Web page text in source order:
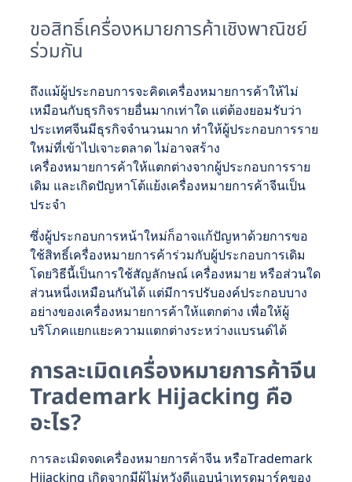
ขอสิทธิ์เครื่องหมายการค้าเชิงพาณิชย์
ร่วมกัน
ถึงแม้ผู้ประกอบการจะคิดเครื่องหมายการค้าให้ไม่
เหมือนกับธุรกิจรายอื่นมากเท่าใด แต่ต้องยอมรับว่า
ประเทศจีนมีธุรกิจจำนวนมาก ทำให้ผู้ประกอบการราย
ใหม่ที่เข้าไปเจาะตลาด ไม่อาจสร้าง
เครื่องหมายการค้าให้แตกต่างจากผู้ประกอบการราย
เดิม และเกิดปัญหาโต้แย้งเครื่องหมายการค้าจีนเป็น
ประจำ
ซึ่งผู้ประกอบการหน้าใหม่ก็อาจแก้ปัญหาด้วยการขอ
ใช้สิทธิ์เครื่องหมายการค้าร่วมกับผู้ประกอบการเดิม
โดยวิธีนี้เป็นการใช้สัญลักษณ์ เครื่องหมาย หรือส่วนใด
ส่วนหนี่งเหมือนกันได้ แต่มีการปรับองค์ประกอบบาง
อย่างของเครื่องหมายการค้าให้แตกต่าง เพื่อให้ผู้
บริโภคแยกแยะความแตกต่างระหว่างแบรนด์ได้
การละเมิดเครื่องหมายการค้าจีน
Trademark Hijacking คือ
อะไร?
การละเมิดจดเครื่องหมายการค้าจีน หรือTrademark
Hijacking เกิดจากมีผู้ไม่หวังดีแอบนำเทรดมาร์คของ